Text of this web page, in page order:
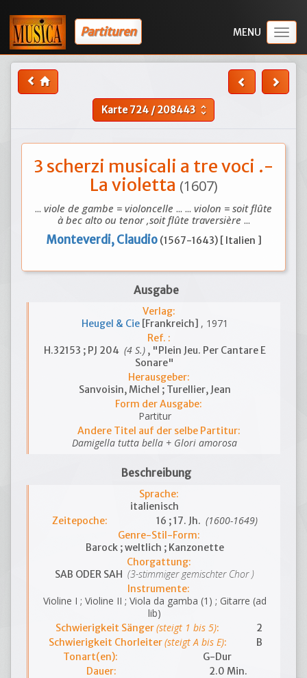
Partituren
Karte724/208443 unfold_more
3 scherzi musicali a tre voci .-
La violetta (1607)
... viole de gambe = violoncelle ... ... violon = soit flûte
à bec alto ou tenor ,soit flûte traversière ...
Monteverdi, Claudio (1567-1643) [ Italien ]
Ausgabe
Verlag:
Heugel & Cie [Frankreich] , 1971
Ref. :
H.32153 ; PJ 204 (4 S.), "Plein Jeu. Per Cantare E
Sonare"
Herausgeber:
Sanvoisin, Michel ; Turellier, Jean
Form der Ausgabe:
Partitur
Andere Titel auf der selbe Partitur:
Damigella tutta bella + Glori amorosa
Beschreibung
Sprache:
italienisch
Zeitepoche:
16 ; 17. Jh. (1600-1649)
Genre-Stil-Form:
Barock ; weltlich ; Kanzonette
Chorgattung:
SAB ODER SAH (3-stimmiger gemischter Chor )
Instrumente:
Violine I ; Violine II ; Viola da gamba (1) ; Gitarre (ad
lib)
Schwierigkeit Sänger(steigt 1 bis 5):
2
Schwierigkeit Chorleiter(steigt A bis E):
B
Tonart(en):
G-Dur
Dauer:
2.0 Min.